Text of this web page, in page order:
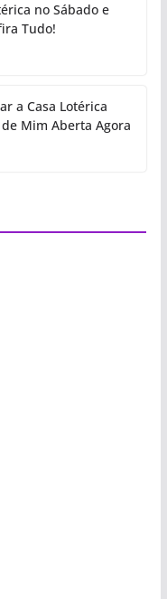
no Sábado e
Tudo!
a Casa Lotérica
Mim Aberta Agora